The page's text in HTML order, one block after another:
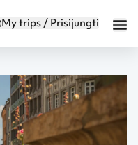
My trips / Prisijungti